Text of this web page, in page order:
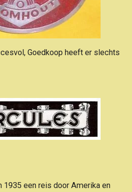
Goedkoop heeft er slechts
1935 een reis door Amerika en